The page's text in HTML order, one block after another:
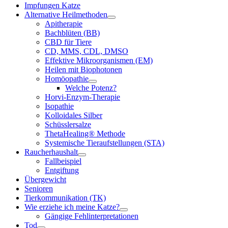
Impfungen Katze
Alternative Heilmethoden
Apitherapie
Bachblüten (BB)
CBD für Tiere
CD, MMS, CDL, DMSO
Effektive Mikroorganismen (EM)
Heilen mit Biophotonen
Homöopathie
Welche Potenz?
Horvi-Enzym-Therapie
Isopathie
Kolloidales Silber
Schüsslersalze
ThetaHealing® Methode
Systemische Tieraufstellungen (STA)
Raucherhaushalt
Fallbeispiel
Entgiftung
Übergewicht
Senioren
Tierkommunikation (TK)
Wie erziehe ich meine Katze?
Gängige Fehlinterpretationen
Tod